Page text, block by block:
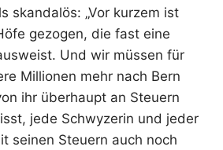
skandalös: „Vor kurzem ist
gezogen, die fast eine
Und wir müssen für
Millionen mehr nach Bern
ihr überhaupt an Steuern
jede Schwyzerin und jeder
seinen Steuern auch noch